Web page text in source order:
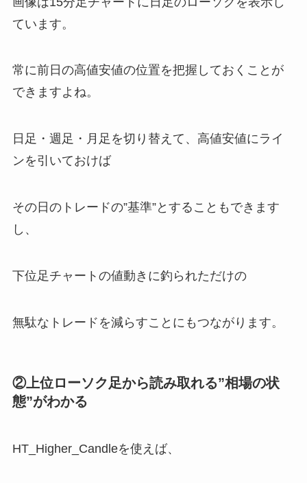
ています。
常に前日の高値安値の位置を把握しておくことが
できますよね。
日足・週足・月足を切り替えて、高値安値にライ
ンを引いておけば
その日のトレードの”基準”とすることもできます
し、
下位足チャートの値動きに釣られただけの
無駄なトレードを減らすことにもつながります。
②上位ローソク足から読み取れる”相場の状
態”がわかる
HT_Higher_Candleを使えば、